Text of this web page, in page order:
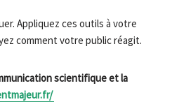
Appliquez ces outils à votre
comment votre public réagit.
scientifique et la